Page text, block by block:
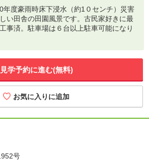
年度豪雨時床下浸水（約1０センチ）災害
い田舎の田園風景です。古民家好きに最
事済。駐車場は６台以上駐車可能になり
見学予約に進む(無料)
号